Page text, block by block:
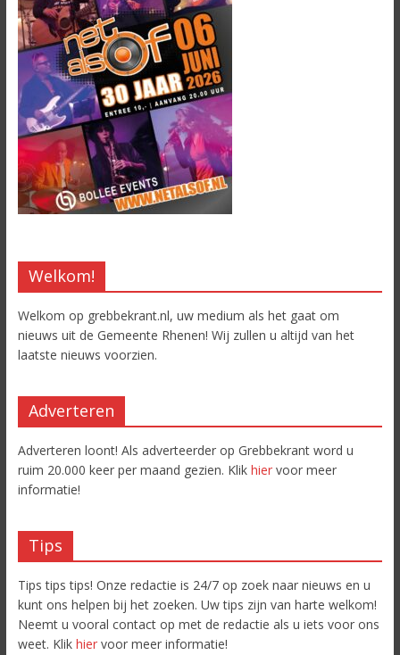
Welkom!
Welkom op grebbekrant.nl, uw medium als het gaat om
nieuws uit de Gemeente Rhenen! Wij zullen u altijd van het
laatste nieuws voorzien.
Adverteren
Adverteren loont! Als adverteerder op Grebbekrant word u
ruim 20.000 keer per maand gezien. Klik hiervoor meer
informatie!
Tips
Tips tips tips! Onze redactie is 24/7 op zoek naar nieuws en u
kunt ons helpen bij het zoeken. Uw tips zijn van harte welkom!
Neemt u vooral contact op met de redactie als u iets voor ons
weet. Klik hiervoor meer informatie!